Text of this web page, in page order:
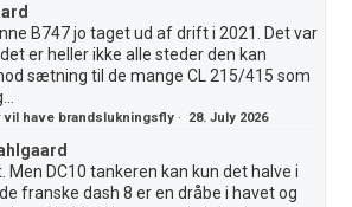
B747 jo taget ud af drift i 2021. Det var
er heller ikke alle steder den kan
sætning til de mange CL 215/415 som
vil have brandslukningsfly · 28. July 2026
Men DC10 tankeren kan kun det halve i
franske dash 8 er en dråbe i havet og